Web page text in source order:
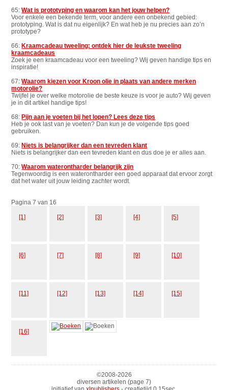
65:Wat is prototyping en waarom kan het jouw helpen?
Voor enkele een bekende term, voor andere een onbekend gebied:
prototyping. Wat is dat nu eigenlijk? En wat heb je nu precies aan zo’n
prototype?
66:Kraamcadeau tweeling: ontdek hier de leukste tweeling
kraamcadeaus
Zoek je een kraamcadeau voor een tweeling? Wij geven handige tips en
inspiratie!
67:Waarom kiezen voor Kroon olie in plaats van andere merken
motorolie?
Twijfel je over welke motorolie de beste keuze is voor je auto? Wij geven
je in dit artikel handige tips!
68:Pijn aan je voeten bij het lopen? Lees deze tips
Heb je ook last van je voeten? Dan kun je de volgende tips goed
gebruiken.
69:Niets is belangrijker dan een tevreden klant
Niets is belangrijker dan een tevreden klant en dus doe je er alles aan.
70:Waarom waterontharder belangrijk zijn
Tegenwoordig is een waterontharder een goed apparaat dat ervoor zorgt
dat het water uit jouw leiding zachter wordt.
Pagina 7 van 16
[1] [2] [3] [4] [5]
[6] [7] [8] [9] [10]
[11] [12] [13] [14] [15]
[16]
©2008-2026
diversen artikelen (page 7)